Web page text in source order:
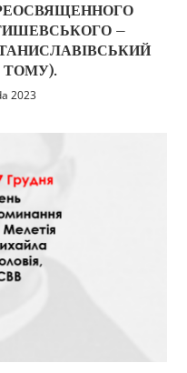
–
ТОМУ).
2023